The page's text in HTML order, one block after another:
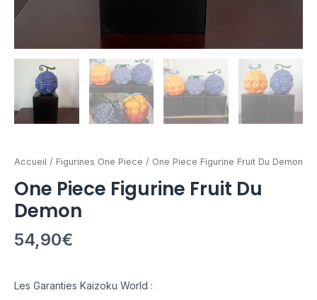
Accueil / Figurines One Piece / One Piece Figurine Fruit Du Demon
One Piece Figurine Fruit Du
Demon
54,90€
Les Garanties Kaizoku World :